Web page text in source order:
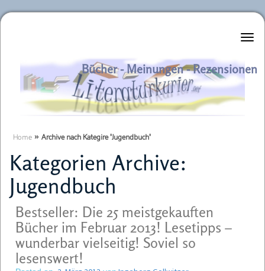
Literaturkurier.net
Bücher - Meinungen - Rezensionen
Home » Archive nach Kategire 'Jugendbuch'
Kategorien Archive:
Jugendbuch
Bestseller: Die 25 meistgekauften
Bücher im Februar 2013! Lesetipps –
wunderbar vielseitig! Soviel so
lesenswert!